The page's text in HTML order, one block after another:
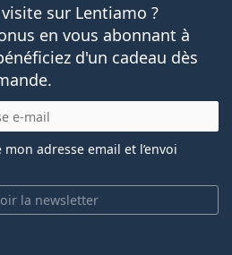
sur Lentiamo ?
en vous abonnant à
d'un cadeau dès
la newsletter
mon adresse email et l’envoi